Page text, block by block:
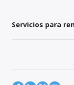
Servicios para